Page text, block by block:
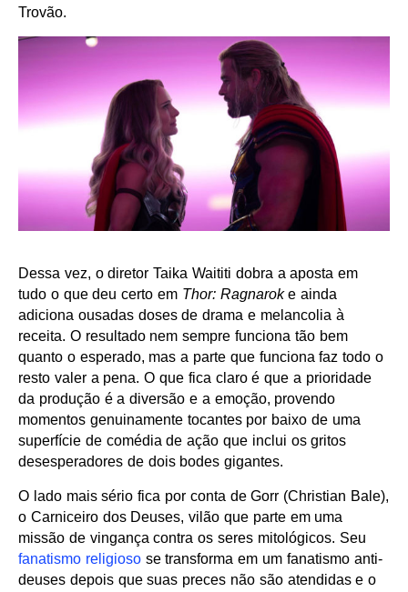
Trovão.
Dessa vez, o diretor Taika Waititi dobra a aposta em
tudo o que deu certo em Thor: Ragnaroke ainda
adiciona ousadas doses de drama e melancolia à
receita. O resultado nem sempre funciona tão bem
quanto o esperado, mas a parte que funciona faz todo o
resto valer a pena. O que fica claro é que a prioridade
da produção é a diversão e a emoção, provendo
momentos genuinamente tocantes por baixo de uma
superfície de comédia de ação que inclui os gritos
desesperadores de dois bodes gigantes.
O lado mais sério fica por conta de Gorr (Christian Bale),
o Carniceiro dos Deuses, vilão que parte em uma
missão de vingança contra os seres mitológicos. Seu
fanatismo religiosose transforma em um fanatismo anti-
deuses depois que suas preces não são atendidas e o